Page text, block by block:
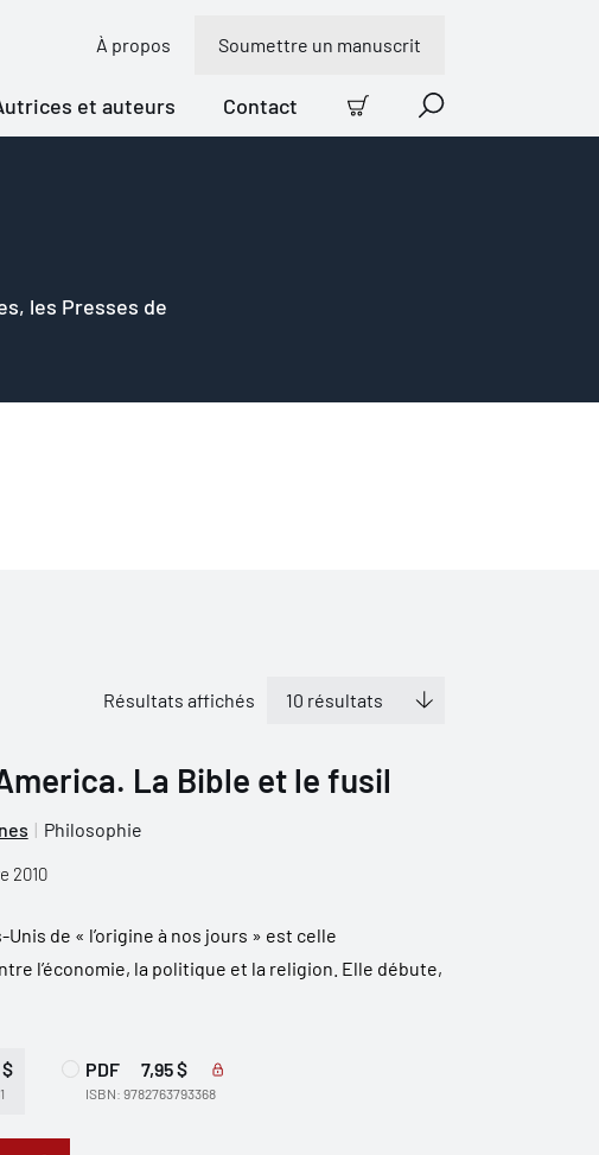
À propos Soumettre un manuscrit
et auteurs Contact
Panier Recherche
les Presses de
Résultats affichés
La Bible et le fusil
Philosophie
2010
de « l’origine à nos jours » est celle
l’économie, la politique et la religion. Elle débute,
$ PDF 7,95 $
ISBN: 9782763793368